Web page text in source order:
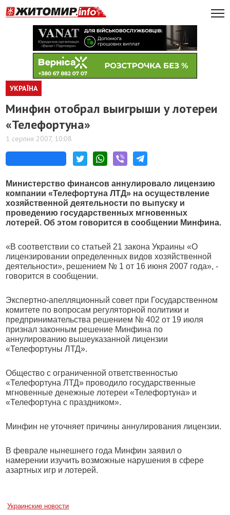
УКРАЇНА
Минфин отобрал выигрыши у лотереи
«Телефортуна»
1 серпня 2007, 10:08
Министерство финансов аннулировало лицензию
компании «Телефортуна ЛТД» на осуществление
хозяйственной деятельности по выпуску и
проведению государственных мгновенных
лотерей. Об этом говорится в сообщении Минфина.
«В соответствии со статьей 21 закона Украины «О
лицензировании определенных видов хозяйственной
деятельности», решением № 1 от 16 июня 2007 года», -
говорится в сообщении.
Экспертно-апелляционный совет при Государственном
комитете по вопросам регуляторной политики и
предпринимательства решением № 402 от 19 июля
признал законным решение Минфина по
аннулированию вышеуказанной лицензии
«Телефортуны ЛТД».
Общество с ограниченной ответственностью
«Телефортуна ЛТД» проводило государственные
мгновенные денежные лотереи «Телефортуна» и
«Телефортуна с праздником».
Минфин не уточняет причины аннулирования лицензии.
В феврале нынешнего года Минфин заявил о
намерении изучить возможные нарушения в сфере
азартных игр и лотерей.
Украинские новости